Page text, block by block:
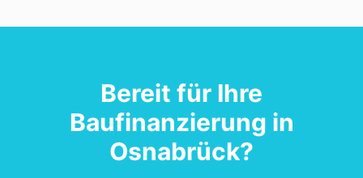
Bereit für Ihre
Baufinanzierung in
Osnabrück?